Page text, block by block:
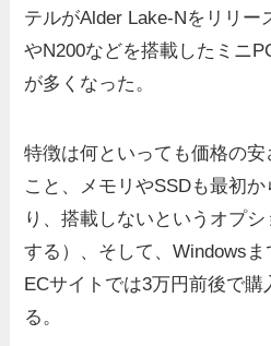
テルがAlder Lake-Nをリリー
やN200などを搭載したミニ
が多くなった。
特徴は何といっても価格の
こと、メモリやSSDも最初
り、搭載しないというオプ
する）、そして、Windowsま
ECサイトでは3万円前後で
る。